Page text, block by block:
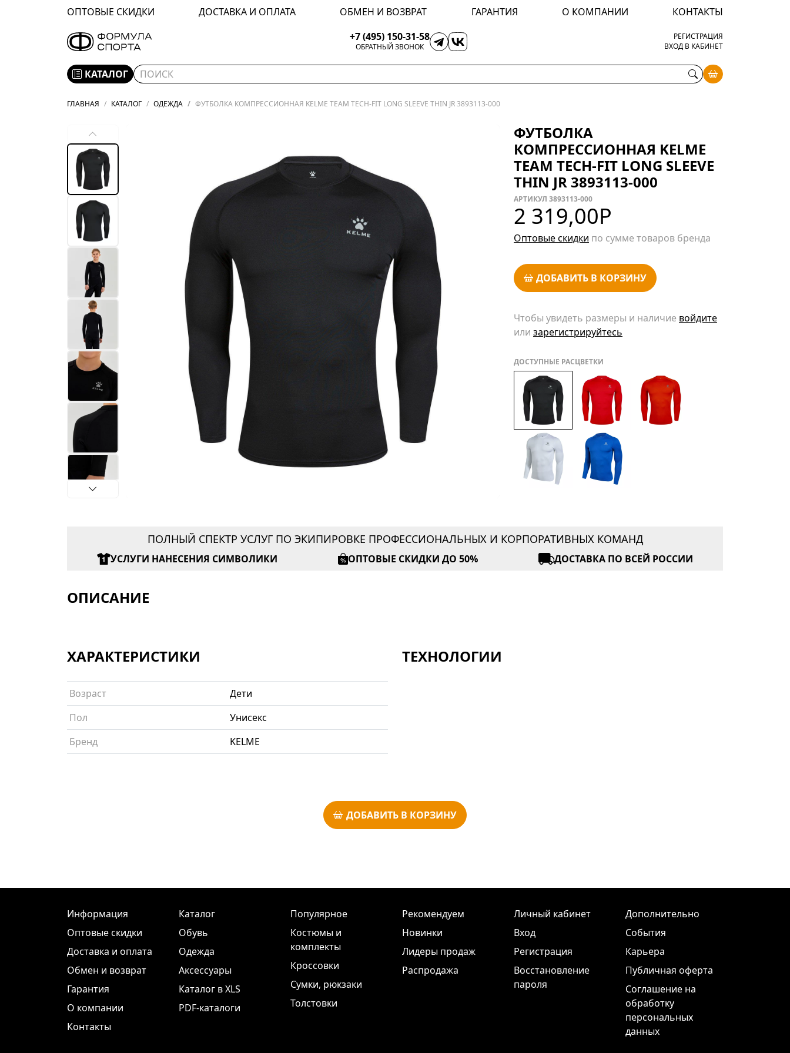
ОПТОВЫЕ СКИДКИ ДОСТАВКА И ОПЛАТА ОБМЕН И ВОЗВРАТ ГАРАНТИЯ О КОМПАНИИ
КОНТАКТЫ
+7 (495) 150-31-58
ОБРАТНЫЙ ЗВОНОК
РЕГИСТРАЦИЯ
ВХОД В КАБИНЕТ
КАТАЛОГ
ГЛАВНАЯ КАТАЛОГ ОДЕЖДА ФУТБОЛКА КОМПРЕССИОННАЯ KELME TEAM TECH-FIT LONG SLEEVE THIN JR 3893113-000
ФУТБОЛКА
КОМПРЕССИОННАЯ KELME
TEAM TECH-FIT LONG SLEEVE
THIN JR 3893113-000
АРТИКУЛ 3893113-000
2 319,00Р
Оптовые скидки по сумме товаров бренда
ДОБАВИТЬ В КОРЗИНУ
Чтобы увидеть размеры и наличие войдите
или зарегистрируйтесь
ДОСТУПНЫЕ РАСЦВЕТКИ
ПОЛНЫЙ СПЕКТР УСЛУГ ПО ЭКИПИРОВКЕ ПРОФЕССИОНАЛЬНЫХ И КОРПОРАТИВНЫХ КОМАНД
УСЛУГИ НАНЕСЕНИЯ СИМВОЛИКИ ОПТОВЫЕ СКИДКИ ДО 50% ДОСТАВКА ПО ВСЕЙ РОССИИ
ОПИСАНИЕ
ХАРАКТЕРИСТИКИ
Возраст
Дети
Пол
Унисекс
Бренд
KELME
ТЕХНОЛОГИИ
ДОБАВИТЬ В КОРЗИНУ
Информация
Оптовые скидки
Доставка и оплата
Обмен и возврат
Гарантия
О компании
Контакты
Каталог
Обувь
Одежда
Аксессуары
Каталог в XLS
PDF-каталоги
Популярное
Костюмы и
комплекты
Кроссовки
Сумки, рюкзаки
Толстовки
Рекомендуем
Новинки
Лидеры продаж
Распродажа
Личный кабинет
Вход
Регистрация
Восстановление
пароля
Дополнительно
События
Карьера
Публичная оферта
Соглашение на
обработку
персональных
данных